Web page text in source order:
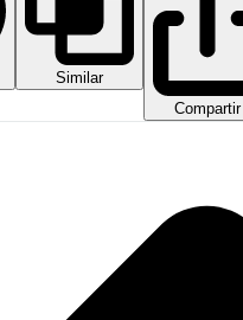
Similar
Compartir